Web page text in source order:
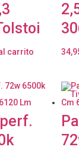
carrito